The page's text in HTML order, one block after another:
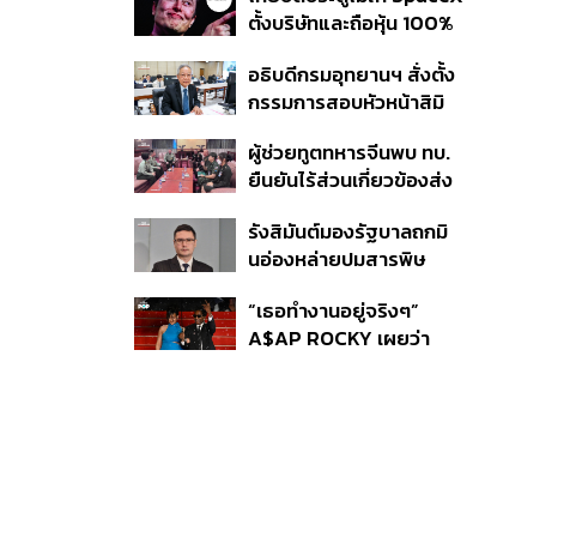
ตั้งบริษัทและถือหุ้น 100%
ต่ำเป็นเรื่องอธิปไตย ไม่
ยอมแลกในโต๊ะเจรจาการ
อธิบดีกรมอุทยานฯ สั่งตั้ง
กรรมการสอบหัวหน้าสิมิ
แรม ทั้งที่ประกาศห้ามค้าง
คืนตั้งแต่ปี 61
ผู้ช่วยทูตทหารจีนพบ ทบ.
ยืนยันไร้ส่วนเกี่ยวข้องส่ง
ชายแดน ย้ำจริงใจต่อไทย
หวังเห็นทางออกสันติวิธี
รังสิมันต์มองรัฐบาลถกมิ
นอ่องหล่ายปมสารพิษ
ปัญหาแท้จริงคือกองกำลัง
ว้า
“เธอทำงานอยู่จริงๆ”
A$AP ROCKY เผยว่า